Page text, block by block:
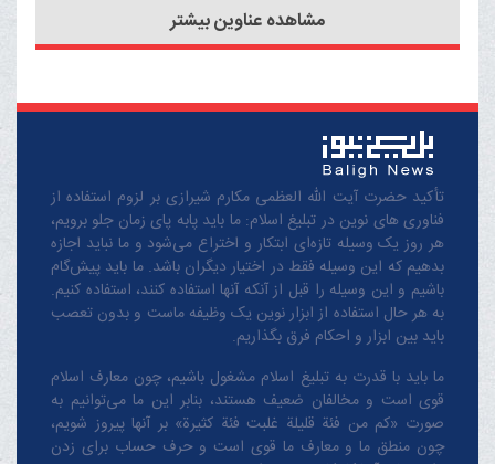
مشاهده عناوین بیشتر
تأکید حضرت آیت الله العظمی مکارم شیرازی بر لزوم استفاده از
فناوری های نوین در تبلیغ اسلام: ما باید پابه پای زمان جلو برویم،
هر روز یک وسیله تازه‌ای ابتکار و اختراع می‌شود و ما نباید اجازه
بدهیم که این وسیله فقط در اختیار دیگران باشد. ما باید پیش‌گام
باشیم و این وسیله را قبل از آنکه آنها استفاده کنند، استفاده کنیم.
به هر حال استفاده از ابزار نوین یک وظیفه ماست و بدون تعصب
باید بین ابزار و احکام فرق بگذاریم.
ما باید با قدرت به تبلیغ اسلام مشغول باشیم، چون معارف اسلام
قوی است و مخالفان ضعیف هستند، بنابر این ما می‌توانیم به
صورت «کم من فئة قلیلة غلبت فئة کثیرة» بر آنها پیروز شویم،
چون منطق‌ ما و معارف ‌ما قوی است و حرف حساب برای زدن